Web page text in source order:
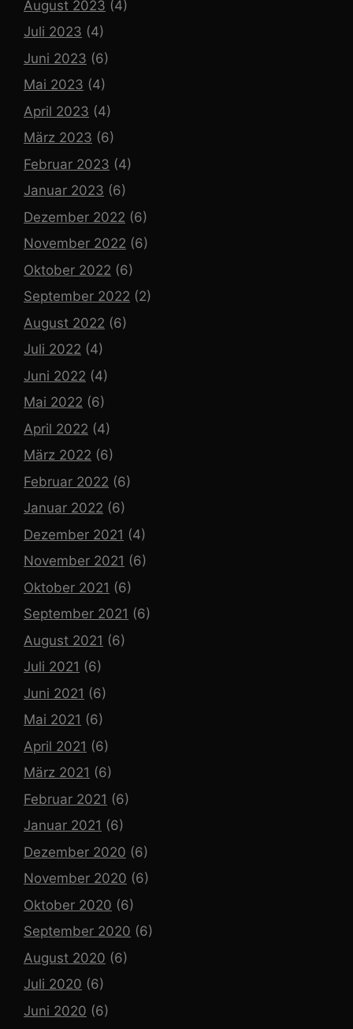
August 2023 (4)
Juli 2023 (4)
Juni 2023 (6)
Mai 2023 (4)
April 2023 (4)
März 2023 (6)
Februar 2023 (4)
Januar 2023 (6)
Dezember 2022 (6)
November 2022 (6)
Oktober 2022 (6)
September 2022 (2)
August 2022 (6)
Juli 2022 (4)
Juni 2022 (4)
Mai 2022 (6)
April 2022 (4)
März 2022 (6)
Februar 2022 (6)
Januar 2022 (6)
Dezember 2021 (4)
November 2021 (6)
Oktober 2021 (6)
September 2021 (6)
August 2021 (6)
Juli 2021 (6)
Juni 2021 (6)
Mai 2021 (6)
April 2021 (6)
März 2021 (6)
Februar 2021 (6)
Januar 2021 (6)
Dezember 2020 (6)
November 2020 (6)
Oktober 2020 (6)
September 2020 (6)
August 2020 (6)
Juli 2020 (6)
Juni 2020 (6)